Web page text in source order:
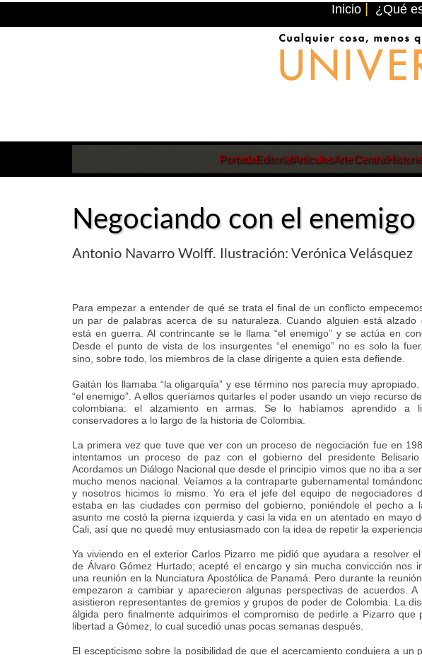
Inicio ¿Qué
PortadaEditorialArtículosArte Central
Negociando con el enemigo
Antonio Navarro Wolff. Ilustración: Verónica Velásquez
Para empezar a entender de qué se trata el final de un conflicto
un par de palabras acerca de su naturaleza. Cuando alguien está alzado
está en guerra. Al contrincante se le llama “el enemigo” y se actúa en
Desde el punto de vista de los insurgentes “el enemigo” no es solo la
sino, sobre todo, los miembros de la clase dirigente a quien esta defiende.
Gaitán los llamaba “la oligarquía” y ese término nos parecía muy apropiado.
“el enemigo”. A ellos queríamos quitarles el poder usando un viejo recurso
colombiana: el alzamiento en armas. Se lo habíamos aprendido a
conservadores a lo largo de la historia de Colombia.
La primera vez que tuve que ver con un proceso de negociación fue en
intentamos un proceso de paz con el gobierno del presidente Belisario
Acordamos un Diálogo Nacional que desde el principio vimos que no iba a
mucho menos nacional. Veíamos a la contraparte gubernamental
y nosotros hicimos lo mismo. Yo era el jefe del equipo de negociadores
estaba en las ciudades con permiso del gobierno, poniéndole el pecho a
asunto me costó la pierna izquierda y casi la vida en un atentado en mayo
Cali, así que no quedé muy entusiasmado con la idea de repetir la experiencia.
Ya viviendo en el exterior Carlos Pizarro me pidió que ayudara a resolver
de Álvaro Gómez Hurtado; acepté el encargo y sin mucha convicción nos
una reunión en la Nunciatura Apostólica de Panamá. Pero durante la
empezaron a cambiar y aparecieron algunas perspectivas de acuerdos. A
asistieron representantes de gremios y grupos de poder de Colombia. La
álgida pero finalmente adquirimos el compromiso de pedirle a Pizarro que
libertad a Gómez, lo cual sucedió unas pocas semanas después.
El escepticismo sobre la posibilidad de que el acercamiento condujera a un